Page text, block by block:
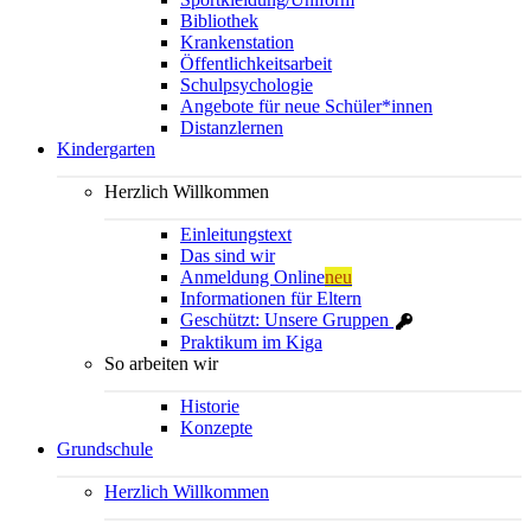
Bibliothek
Krankenstation
Öffentlichkeitsarbeit
Schulpsychologie
Angebote für neue Schüler*innen
Distanzlernen
Kindergarten
Herzlich Willkommen
Einleitungstext
Das sind wir
Anmeldung Onlineneu
Informationen für Eltern
Geschützt: Unsere Gruppen
Praktikum im Kiga
So arbeiten wir
Historie
Konzepte
Grundschule
Herzlich Willkommen